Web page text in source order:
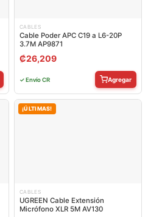
CABLES
Cable Poder APC C19 a L6-20P
3.7M AP9871
₡26,209
✓ Envío CR Agregar
¡ÚLTIMAS!
CABLES
UGREEN Cable Extensión
Micrófono XLR 5M AV130